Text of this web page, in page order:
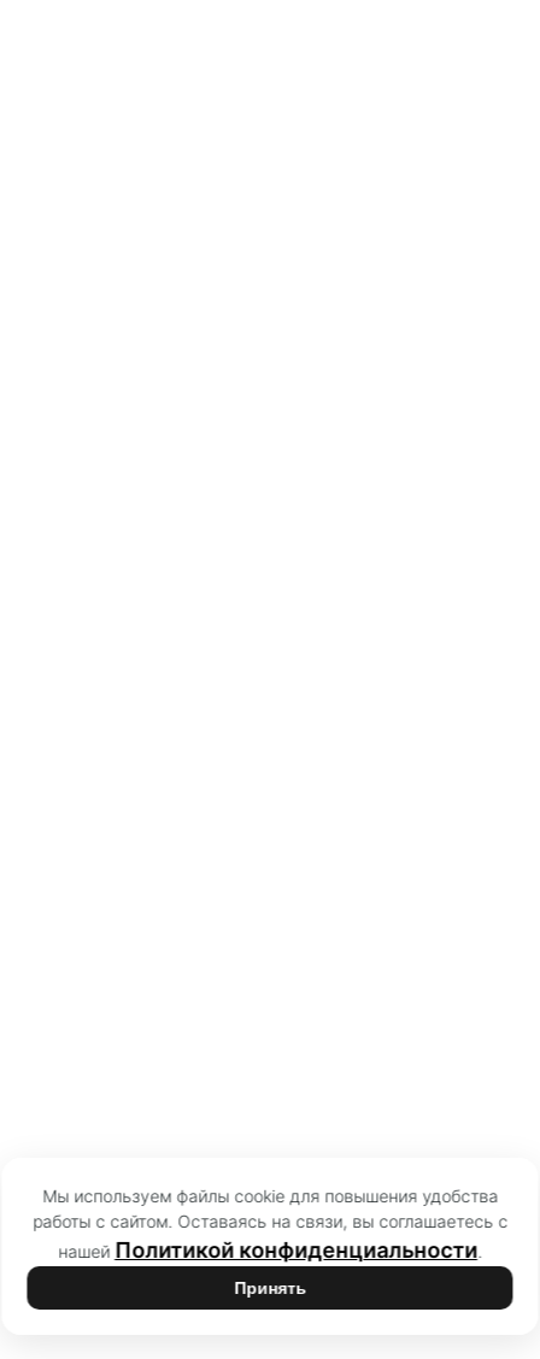
Мы используем файлы cookie для повышения удобства
работы с сайтом. Оставаясь на связи, вы соглашаетесь с
нашей Политикой конфиденциальности.
Принять